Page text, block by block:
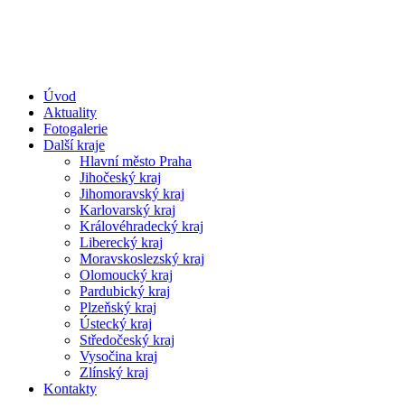
Úvod
Aktuality
Fotogalerie
Další kraje
Hlavní město Praha
Jihočeský kraj
Jihomoravský kraj
Karlovarský kraj
Královéhradecký kraj
Liberecký kraj
Moravskoslezský kraj
Olomoucký kraj
Pardubický kraj
Plzeňský kraj
Ústecký kraj
Středočeský kraj
Vysočina kraj
Zlínský kraj
Kontakty